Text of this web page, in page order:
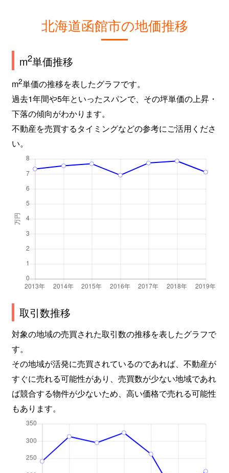
北海道函館市の地価推移
m2単価推移
m2単価の推移を表したグラフです。
過去1年間や5年といったスパンで、その坪単価の上昇・
下落の傾向がわかります。
不動産を売買するタイミングなどの参考にご活用くださ
い。
取引数推移
対象の地域の売買された取引数の推移を表したグラフで
す。
その地域が活発に売買されているのであれば、不動産が
すぐに売れる可能性があり、売買数が少ない地域であれ
ば競合する物件が少ないため、高い価格で売れる可能性
もあります。